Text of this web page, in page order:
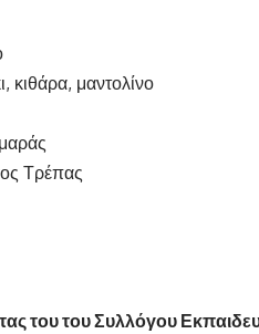
κιθάρα, μαντολίνο
Τρέπας
του του Συλλόγου